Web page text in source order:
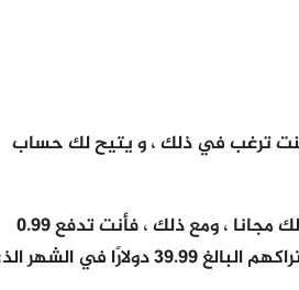
كنت ترغب في ذلك ، و يتيح لك حساب
هذه طريقة رائعة لكسب بضعة دولارات ، أو حتى بدء مشروع بيع، سمحوا لك بالقيام بذلك مجانا ، ومع ذلك ، فأنت تدفع 0.99
دولارًا لكل عنصر تبيعه. أولئك الذين يبيعون أطنانًا من العناصر قد يكونون أفضل مع اشتراكهم البالغ 39.99 دولارًا